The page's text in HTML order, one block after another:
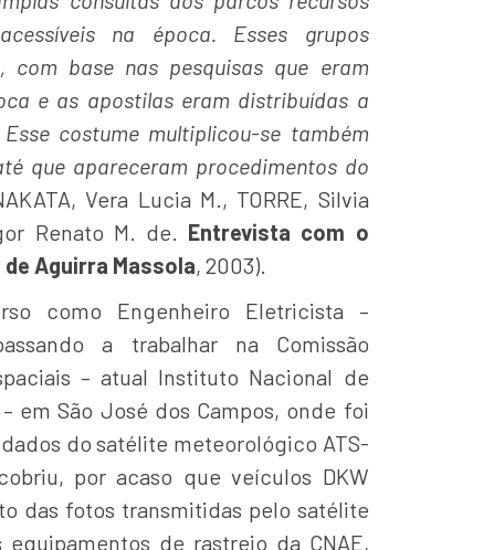
na época. Esses grupos
com base nas pesquisas que eram
e as apostilas eram distribuídas a
costume multiplicou-se também
que apareceram procedimentos do
Vera Lucia M., TORRE, Silvia
Renato M. de. Entrevista com o
Aguirra Massola, 2003).
como Engenheiro Eletricista –
a trabalhar na Comissão
– atual Instituto Nacional de
em São José dos Campos, onde foi
do satélite meteorológico ATS-
por acaso que veículos DKW
das fotos transmitidas pelo satélite
de rastreio da CNAE,